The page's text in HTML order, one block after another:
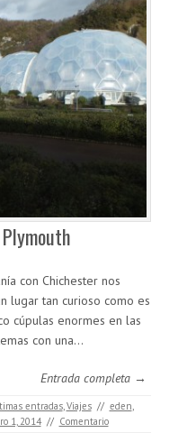
con Chichester nos
lugar tan curioso como es
cúpulas enormes en las
con una…
Entrada completa →
entradas, Viajes // eden
1, 2014 // Comentario